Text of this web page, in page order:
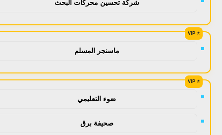
شركة تحسين محركات البحث
ماسنجر المسلم
ضوء التعليمي
صحيفة برق